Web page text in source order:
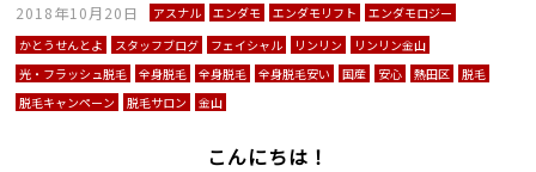
2018年10月20日 アスナル エンダモ エンダモリフト
エンダモロジー
かとうせんとよ
スタッフブログ フェイシャル リンリン
リンリン金山
光・フラッシュ脱毛
全身脱毛 全身脱毛 全身脱毛安い 国産 安心 熱田区
脱毛
脱毛キャンペーン
脱毛サロン 金山
こんにちは！